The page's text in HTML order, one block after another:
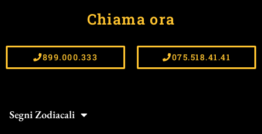
Chiama ora
899.000.333 075.518.41.41
Segni Zodiacali